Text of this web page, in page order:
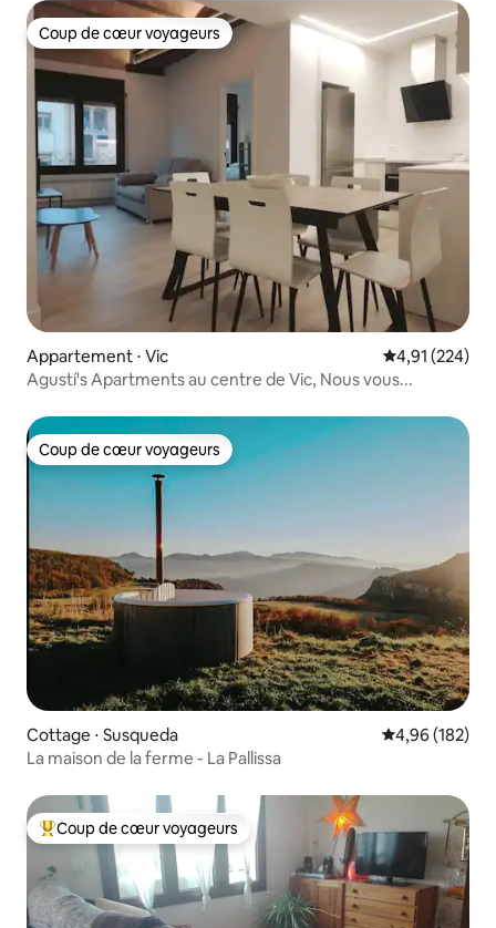
Coup de cœur voyageurs
Coup de cœur voyageurs
Appartement ⋅ Vic Évaluation
4,91 (224)
Agustí's Apartments au centre de Vic, Nous vous...
Coup de cœur voyageurs
Coup de cœur voyageurs
Cottage ⋅ Susqueda Évaluation
4,96 (182)
La maison de la ferme - La Pallissa
Coups de cœur voyageurs les plus appréciés
Coup de cœur voyageurs